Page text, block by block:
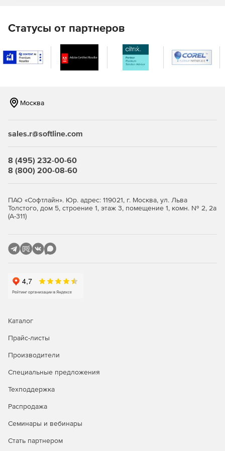
организации для принятия управленческих решений
аналитик»:
вывода. В итоге пользователь получает готовый
или профессионального аналитика.
Программа не просто рассчитывает более 40
финансовых показателей, но и формирует
работу человека в части текстовых комментариев к
показателям.
Анализ показателей в динамике. Исследование как
период в динамике (по годам, полугодиям, кварталам
«сокращать» столбцы, находя компромисс между
таблиц. Таблицы помещаются по ширине на
стандартный печатный лист без потери содержания.
Статусы от партнеров
Москва
sales.r@softline.com
8 (495) 232-00-60
8 (800) 200-08-60
ПАО «Софтлайн». Юр. адрес: 119021, г. Москва, ул. Льва
Толстого, дом 5, строение 1, этаж 3, помещение 1, комн. № 2, 2а
(А-311)
Каталог
Прайс-листы
Производители
Специальные предложения
Техподдержка
Распродажа
Семинары и вебинары
Стать партнером